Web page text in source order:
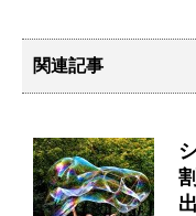
関連記事